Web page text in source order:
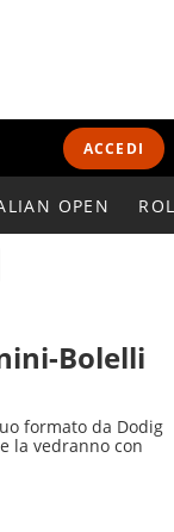
ACCEDI
OPEN
Bolelli
formato da Dodig
la vedranno con